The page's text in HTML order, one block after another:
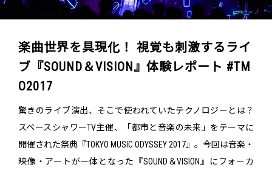
楽曲世界を具現化！ 視覚も刺激するライ
ブ『SOUND＆VISION』体験レポート #TM
O2017
驚きのライブ演出、そこで使われていたテクノロジーとは？
スペースシャワーTV主催、「都市と音楽の未来」をテーマに
開催された祭典『TOKYO MUSIC ODYSSEY 2017』。今回は音楽・
映像・アートが一体となった『SOUND＆VISION』にフォーカ